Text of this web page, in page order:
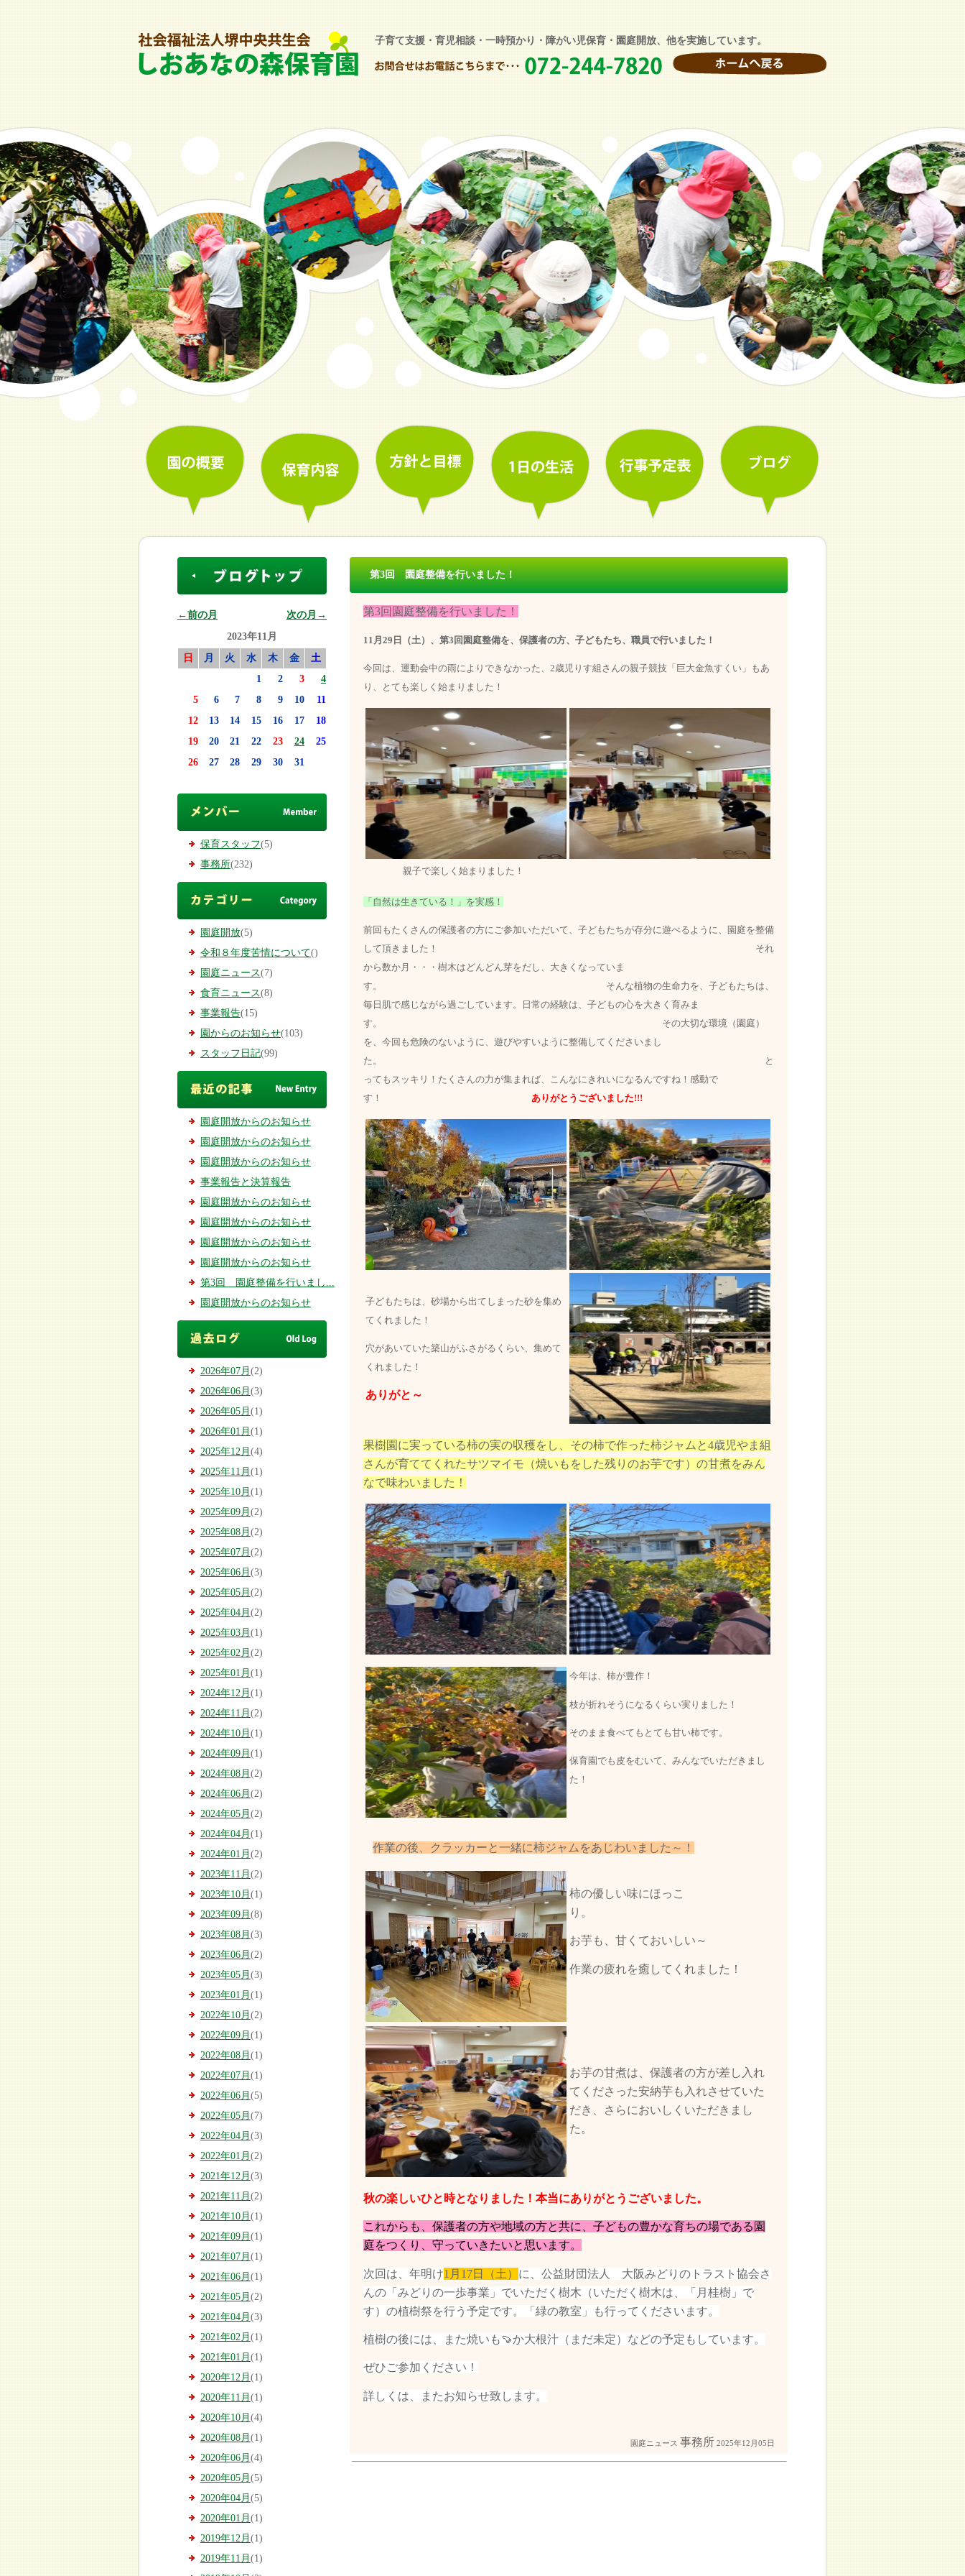
子育て支援・育児相談・一時預かり・障がい児保育・園庭開放、他を実施しています。
←前の月
次の月→
2023年11月
日
月 火 水 木 金
土
1
2 3
4
5
6 7 8 9 10
11
12
13 14 15 16 17
18
19
20 21 22 23 24
25
26
27 28 29 30 31
保育スタッフ(5)
事務所(232)
園庭開放(5)
令和８年度苦情について()
園庭ニュース(7)
食育ニュース(8)
事業報告(15)
園からのお知らせ(103)
スタッフ日記(99)
園庭開放からのお知らせ
園庭開放からのお知らせ
園庭開放からのお知らせ
事業報告と決算報告
園庭開放からのお知らせ
園庭開放からのお知らせ
園庭開放からのお知らせ
園庭開放からのお知らせ
第3回 園庭整備を行いまし...
園庭開放からのお知らせ
2026年07月 (2)
2026年06月 (3)
2026年05月 (1)
2026年01月 (1)
2025年12月 (4)
2025年11月 (1)
2025年10月 (1)
2025年09月 (2)
2025年08月 (2)
2025年07月 (2)
2025年06月 (3)
2025年05月 (2)
2025年04月 (2)
2025年03月 (1)
2025年02月 (2)
2025年01月 (1)
2024年12月 (1)
2024年11月 (2)
2024年10月 (1)
2024年09月 (1)
2024年08月 (2)
2024年06月 (2)
2024年05月 (2)
2024年04月 (1)
2024年01月 (2)
2023年11月 (2)
2023年10月 (1)
2023年09月 (8)
2023年08月 (3)
2023年06月 (2)
2023年05月 (3)
2023年01月 (1)
2022年10月 (2)
2022年09月 (1)
2022年08月 (1)
2022年07月 (1)
2022年06月 (5)
2022年05月 (7)
2022年04月 (3)
2022年01月 (2)
2021年12月 (3)
2021年11月 (2)
2021年10月 (1)
2021年09月 (1)
2021年07月 (1)
2021年06月 (1)
2021年05月 (2)
2021年04月 (3)
2021年02月 (1)
2021年01月 (1)
2020年12月 (1)
2020年11月 (1)
2020年10月 (4)
2020年08月 (1)
2020年06月 (4)
2020年05月 (5)
2020年04月 (5)
2020年01月 (1)
2019年12月 (1)
2019年11月 (1)
第3回 園庭整備を行いました！
第3回園庭整備を行いました！
11月29日（土）、第3回園庭整備を、保護者の方、子どもたち、職員で行いました！
今回は、運動会中の雨によりできなかった、2歳児りす組さんの親子競技「巨大金魚すくい」もあ
り、とても楽しく始まりました！
親子で楽しく始まりました！
「自然は生きている！」を実感！
前回もたくさんの保護者の方にご参加いただいて、子どもたちが存分に遊べるように、園庭を整備
して頂きました！ それ
から数か月・・・樹木はどんどん芽をだし、大きくなっていま
す。 そんな植物の生命力を、子どもたちは、
毎日肌で感じながら過ごしています。日常の経験は、子どもの心を大きく育みま
す。 その大切な環境（園庭）
を、今回も危険のないように、遊びやすいように整備してくださいまし
た。 と
ってもスッキリ！たくさんの力が集まれば、こんなにきれいになるんですね！感動で
す！ ありがとうございました!!!
子どもたちは、砂場から出てしまった砂を集め
てくれました！
穴があいていた築山がふさがるくらい、集めて
くれました！
ありがと～
果樹園に実っている柿の実の収穫をし、その柿で作った柿ジャムと4歳児やま組
さんが育ててくれたサツマイモ（焼いもをした残りのお芋です）の甘煮をみん
なで味わいました！
今年は、柿が豊作！
枝が折れそうになるくらい実りました！
そのまま食べてもとても甘い柿です。
保育園でも皮をむいて、みんなでいただきまし
た！
作業の後、クラッカーと一緒に柿ジャムをあじわいました～！
柿の優しい味にほっこ
り。
お芋も、甘くておいしい～
作業の疲れを癒してくれました！
お芋の甘煮は、保護者の方が差し入れ
てくださった安納芋も 入れさせていた
だき、さらにおいしくいただきまし
た。
秋の楽しいひと時となりました！本当にありがとうございました。
これからも、保護者の方や地域の方と共に、子どもの豊かな育ちの場である園
庭をつくり、守っていきたいと思います。
次回は、年明け1月17日（土） に、公益財団法人 大阪みどりのトラスト協会さ
んの「みどりの一歩事業」でいただく樹木（いただく樹木は、「月桂樹」で
す）の植樹祭を行う予定です。「緑の教室」も行ってくださいます。
植樹の後には、また焼いも🍠か大根汁（まだ未定）などの予定もしています。
ぜひご参加ください！
詳しくは、またお知らせ致します。
園庭ニュース 事務所2025年12月05日